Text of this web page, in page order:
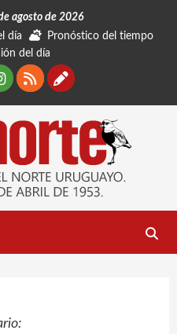
agosto de 2026
día
Pronóstico del tiempo
del día
RSSContáctanos